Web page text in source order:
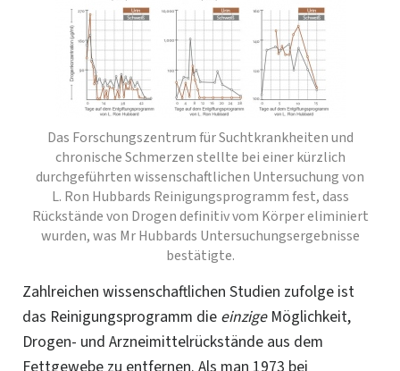
Das Forschungszentrum für Suchtkrankheiten und
chronische Schmerzen stellte bei einer kürzlich
durchgeführten wissenschaftlichen Untersuchung von
L. Ron Hubbards Reinigungsprogramm fest, dass
Rückstände von Drogen definitiv vom Körper eliminiert
wurden, was Mr Hubbards Untersuchungsergebnisse
bestätigte.
Zahlreichen wissenschaftlichen Studien zufolge ist
das Reinigungsprogramm die einzigeMöglichkeit,
Drogen- und Arzneimittelrückstände aus dem